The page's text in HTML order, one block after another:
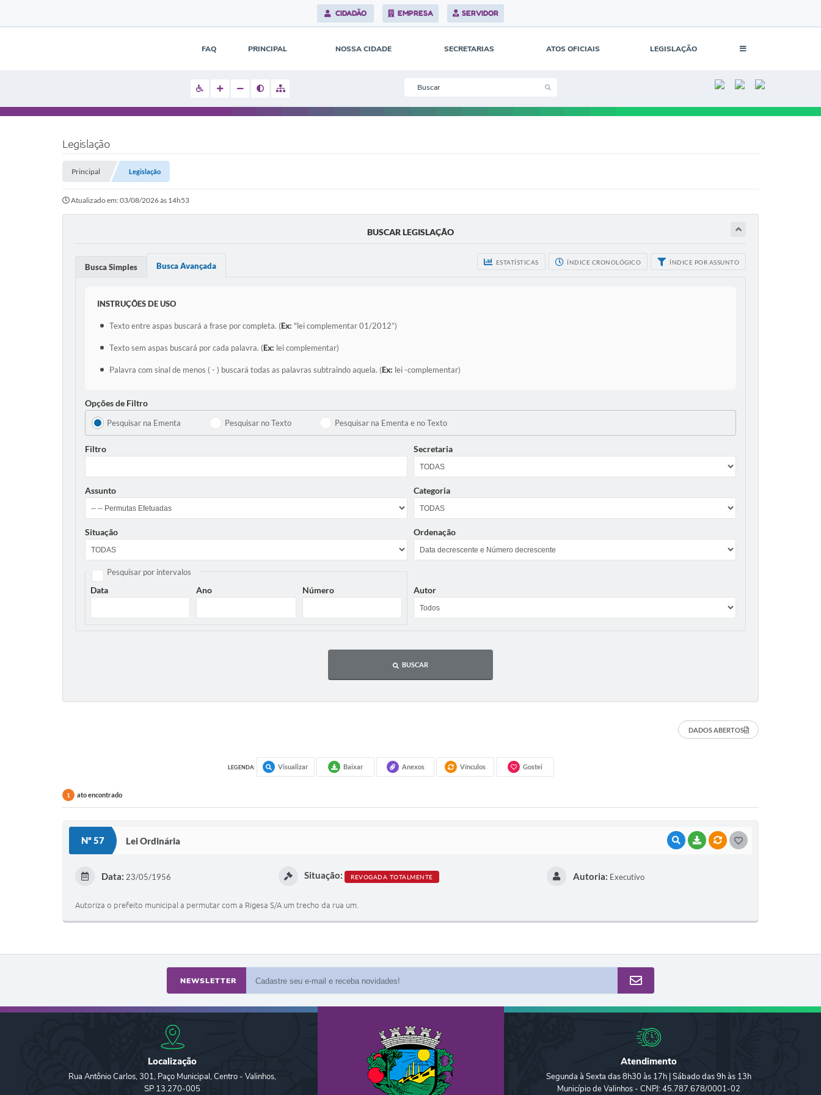
CIDADÃO EMPRESA SERVIDOR
FAQ PRINCIPAL NOSSA CIDADE SECRETARIAS ATOS OFICIAIS LEGISLAÇÃO
Legislação
Principal Legislação
Atualizado em: 03/08/2026 às 14h53
BUSCAR LEGISLAÇÃO
ESTATÍSTICAS ÍNDICE CRONOLÓGICO ÍNDICE POR ASSUNTO
Busca Simples Busca Avançada
INSTRUÇÕES DE USO
Texto entre aspas buscará a frase por completa. (Ex: "lei complementar 01/2012”)
Texto sem aspas buscará por cada palavra. (Ex: lei complementar)
Palavra com sinal de menos ( - ) buscará todas as palavras subtraindo aquela. (Ex: lei -complementar)
Opções de Filtro
Pesquisar na Ementa Pesquisar no Texto Pesquisar na Ementa e no Texto
Filtro Secretaria
Assunto Categoria
Situação Ordenação
Pesquisar por intervalos
Data Ano Número Autor
BUSCAR
DADOS ABERTOS
LEGENDA: Visualizar Baixar Anexos Vínculos Gostei
1 ato encontrado
Nº 57 Lei Ordinária VISUALIZAR
BAIXARVÍNCULOS
Data: 23/05/1956 Situação: REVOGADA TOTALMENTE Autoria: Executivo
Autoriza o prefeito municipal a permutar com a Rigesa S/A um trecho da rua um.
NEWSLETTER
Localização
Rua Antônio Carlos, 301, Paço Municipal, Centro - Valinhos,
SP 13.270-005
Atendimento
Segunda à Sexta das 8h30 às 17h | Sábado das 9h às 13h
Município de Valinhos - CNPJ: 45.787.678/0001-02